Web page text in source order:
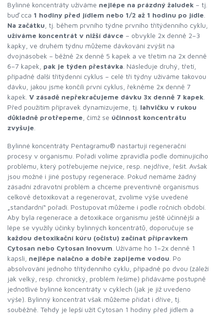
Bylinné koncentráty užíváme nejlépe na prázdný žaludek – tj.
buď cca 1 hodiny před jídlem nebo 1/2 až 1 hodinu po jídle.
Na začátku, tj. během prvního týdne prvního třítýdenního cyklu,
užíváme koncentrát v nižší dávce – obvykle 2x denně 2–3
kapky, ve druhém týdnu můžeme dávkování zvýšit na
dvojnásobek – běžně 2x denně 5 kapek a ve třetím na 2x denně
6–7 kapek, pak je týden přestávka. Následuje druhý, třetí,
případně další třítýdenní cyklus – celé tři týdny užíváme takovou
dávku, jakou jsme končili první cyklus, řekněme 2x denně 7
kapek. V zásadě nepřekračujeme dávku 3x denně 7 kapek.
Před použitím přípravek dynamizujeme, tj. lahvičku v rukou
důkladně protřepeme, čímž se účinnost koncentrátu
zvyšuje.
Bylinné koncentráty Pentagramu® nastartují regenerační
procesy v organismu. Pořadí volíme zpravidla podle dominujícího
problému, který potřebujeme nejvíce, resp. nejdříve, řešit. Avšak
jsou možné i jiné postupy regenerace. Pokud nemáme žádný
zásadní zdravotní problém a chceme preventivně organismus
celkově detoxikovat a regenerovat, zvolíme výše uvedené
„standardní“ pořadí. Postupovat můžeme i podle ročních období.
Aby byla regenerace a detoxikace organismu ještě účinnější a
lépe se využily účinky bylinných koncentrátů, doporučuje se
každou detoxikační kúru (očistu) začínat přípravkem
Cytosan nebo Cytosan Inovum. Užíváme ho 1–2x denně 1
kapsli, nejlépe nalačno a dobře zapijeme vodou. Po
absolvování jednoho třítýdenního cyklu, případně po dvou (záleží
jak velký, resp. chronický, problém řešíme) přidáváme postupně
jednotlivé bylinné koncentráty v cyklech (jak je již uvedeno
výše). Bylinný koncentrát však můžeme přidat i dříve, tj.
souběžně. Tehdy je lepší užít Cytosan 1 hodiny před jídlem a